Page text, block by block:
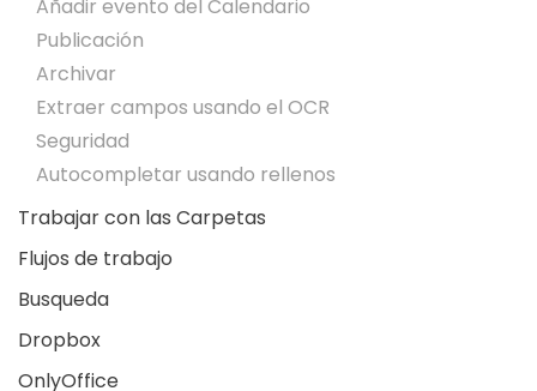
Añadir evento del Calendario
Publicación
Archivar
Extraer campos usando el OCR
Seguridad
Autocompletar usando rellenos
Trabajar con las Carpetas
Flujos de trabajo
Busqueda
Dropbox
OnlyOffice